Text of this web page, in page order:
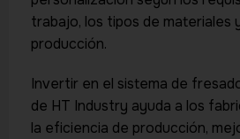
trabajo, los tipos de materiales
producción.
Invertir en el sistema de
de HT Industry ayuda a los
la eficiencia de producción,